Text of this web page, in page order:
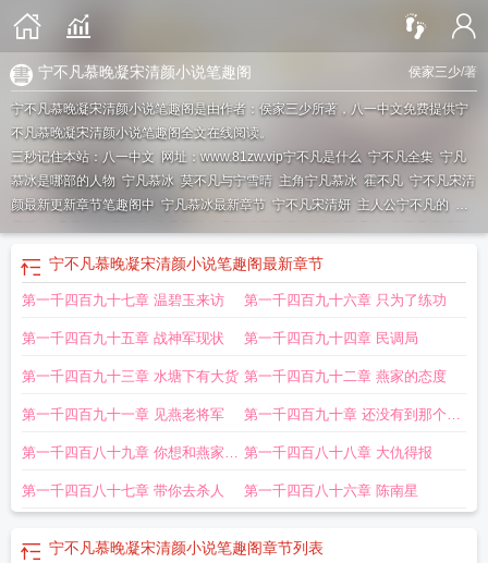
侯家三少/著
宁不凡慕晚凝宋清颜小说笔趣阁
宁不凡慕晚凝宋清颜小说笔趣阁是由作者：侯家三少所著，八一中文免费提供宁
不凡慕晚凝宋清颜小说笔趣阁全文在线阅读。
三秒记住本站：八一中文 网址：www.81zw.vip宁不凡是什么 宁不凡全集 宁凡
慕冰是哪部的人物 宁凡慕冰 莫不凡与宁雪晴 主角宁凡慕冰 霍不凡 宁不凡宋清
颜最新更新章节笔趣阁中 宁凡慕冰最新章节 宁不凡宋清妍 主人公宁不凡的 宁
免费阅读全文最新
宁不凡宋清颜全集阅读 宁不凡的主人公叫宁不凡宋清颜
的 宁不凡宋清颜全文阅读
宁不凡慕晚凝宋清颜小说笔趣阁最新章节
第一千四百九十七章 温碧玉来访 第一千四百九十六章 只为了练功
第一千四百九十五章 战神军现状 第一千四百九十四章 民调局
第一千四百九十三章 水塘下有大货 第一千四百九十二章 燕家的态度
第一千四百九十一章 见燕老将军 第一千四百九十章 还没有到那个层
级
第一千四百八十九章 你想和燕家合
作
第一千四百八十八章 大仇得报
第一千四百八十七章 带你去杀人 第一千四百八十六章 陈南星
宁不凡慕晚凝宋清颜小说笔趣阁章节列表